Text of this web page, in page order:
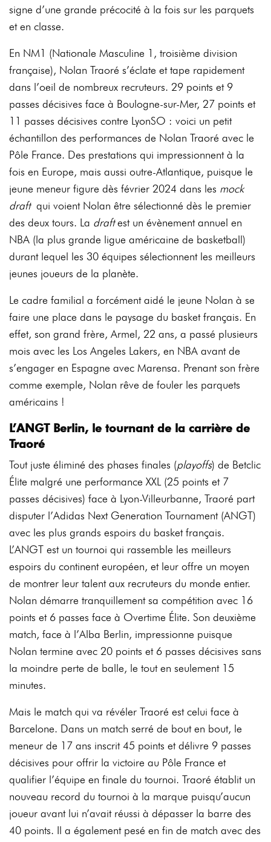
signe d’une grande précocité à la fois sur les parquets
et en classe.
En NM1 (Nationale Masculine 1, troisième division
française), Nolan Traoré s’éclate et tape rapidement
dans l’oeil de nombreux recruteurs. 29 points et 9
passes décisives face à Boulogne-sur-Mer, 27 points et
11 passes décisives contre LyonSO : voici un petit
échantillon des performances de Nolan Traoré avec le
Pôle France. Des prestations qui impressionnent à la
fois en Europe, mais aussi outre-Atlantique, puisque le
jeune meneur figure dès février 2024 dans les mock
draftqui voient Nolan être sélectionné dès le premier
des deux tours. La draftest un évènement annuel en
NBA (la plus grande ligue américaine de basketball)
durant lequel les 30 équipes sélectionnent les meilleurs
jeunes joueurs de la planète.
Le cadre familial a forcément aidé le jeune Nolan à se
faire une place dans le paysage du basket français. En
effet, son grand frère, Armel, 22 ans, a passé plusieurs
mois avec les Los Angeles Lakers, en NBA avant de
s’engager en Espagne avec Marensa. Prenant son frère
comme exemple, Nolan rêve de fouler les parquets
américains !
L’ANGT Berlin, le tournant de la carrière de
Traoré
Tout juste éliminé des phases finales (playoffs) de Betclic
Élite malgré une performance XXL (25 points et 7
passes décisives) face à Lyon-Villeurbanne, Traoré part
disputer l’Adidas Next Generation Tournament (ANGT)
avec les plus grands espoirs du basket français.
L’ANGT est un tournoi qui rassemble les meilleurs
espoirs du continent européen, et leur offre un moyen
de montrer leur talent aux recruteurs du monde entier.
Nolan démarre tranquillement sa compétition avec 16
points et 6 passes face à Overtime Élite. Son deuxième
match, face à l’Alba Berlin, impressionne puisque
Nolan termine avec 20 points et 6 passes décisives sans
la moindre perte de balle, le tout en seulement 15
minutes.
Mais le match qui va révéler Traoré est celui face à
Barcelone. Dans un match serré de bout en bout, le
meneur de 17 ans inscrit 45 points et délivre 9 passes
décisives pour offrir la victoire au Pôle France et
qualifier l’équipe en finale du tournoi. Traoré établit un
nouveau record du tournoi à la marque puisqu’aucun
joueur avant lui n’avait réussi à dépasser la barre des
40 points. Il a également pesé en fin de match avec des